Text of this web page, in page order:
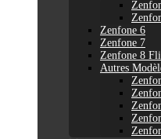
Zenfone 6
Zenfone 7
Zenfone 8
Autres